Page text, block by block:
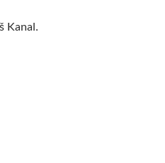
Kanal.